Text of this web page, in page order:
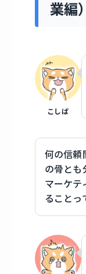
業編）
こしば
何の信頼
の骨とも
マーケテ
ることっ